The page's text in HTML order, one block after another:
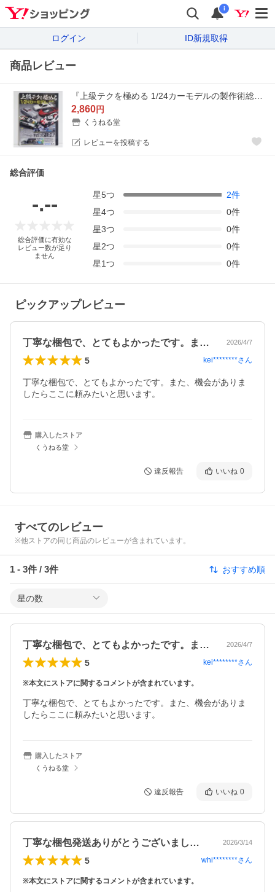
i
ログイン ID新規取得
商品レビュー
2,860円
くうねる堂
レビューを投稿する
総合評価
-.--
総合評価に有効な
レビュー数が足り
ません
星5つ 2件
星4つ 0件
星3つ 0件
星2つ 0件
星1つ 0件
ピックアップレビュー
丁寧な梱包で、とてもよかったです。また… 2026/4/7
5 kei********さん
丁寧な梱包で、とてもよかったです。また、機会がありま
したらここに頼みたいと思います。
購入したストア
くうねる堂
違反報告 いいね 0
すべてのレビュー
※他ストアの同じ商品のレビューが含まれています。
1 - 3件 / 3件 おすすめ順
星の数
丁寧な梱包で、とてもよかったです。また… 2026/4/7
5 kei********さん
※本文にストアに関するコメントが含まれています。
丁寧な梱包で、とてもよかったです。また、機会がありま
したらここに頼みたいと思います。
購入したストア
くうねる堂
違反報告 いいね 0
丁寧な梱包発送ありがとうございました。… 2026/3/14
5 whi********さん
※本文にストアに関するコメントが含まれています。